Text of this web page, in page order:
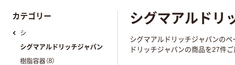
シグマアルドリ
シグマアルドリッチジャパンのペ
ドリッチジャパンの商品を27件ご
カテゴリー
シ
シグマアルドリッチジャパン
樹脂容器（8）